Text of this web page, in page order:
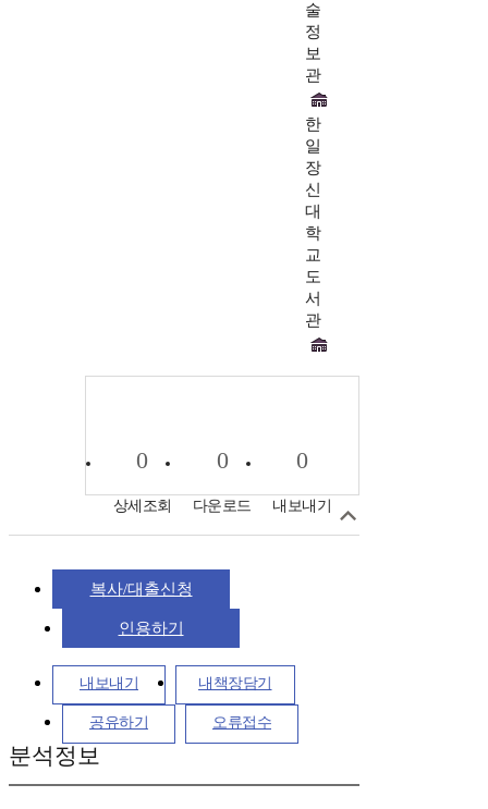
술
정
보
관
한
일
장
신
대
학
교
도
서
관
0
상세조회
0
다운로드
0
내보내기
복사/대출신청
인용하기
내보내기 내책장담기
공유하기 오류접수
분석정보